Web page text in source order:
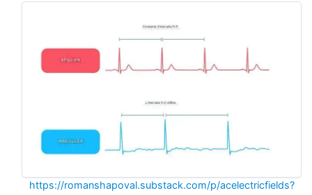
https://romanshapoval.substack.com/p/acelectricfields?